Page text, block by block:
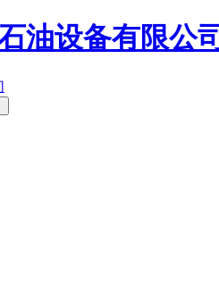
油设备有限公